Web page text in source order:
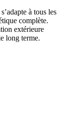
à tous les
complète.
extérieure
long terme.